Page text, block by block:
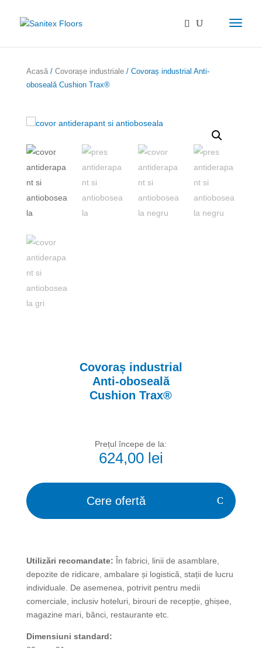
Acasă/ Covorașe industriale/ Covoraș industrial Anti-
oboseală Cushion Trax®
Covoraș industrial
Anti-oboseală
Cushion Trax®
Prețul începe de la:
624,00 lei
Cere ofertă
Utilizări recomandate: În fabrici, linii de asamblare,
depozite de ridicare, ambalare și logistică, stații de lucru
individuale. De asemenea, potrivit pentru medii
comerciale, inclusiv hoteluri, birouri de recepție, ghișee,
magazine mari, bănci, restaurante etc.
Dimensiuni standard: